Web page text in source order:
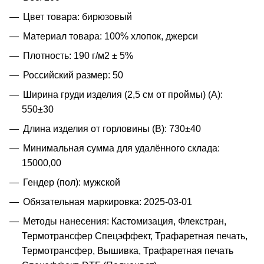
Цвет товара: бирюзовый
Материал товара: 100% хлопок, джерси
Плотность: 190 г/м2 ± 5%
Российский размер: 50
Ширина груди изделия (2,5 см от проймы) (A):
550±30
Длина изделия от горловины (B): 730±40
Минимальная сумма для удалённого склада:
15000,00
Гендер (пол): мужской
Обязательная маркировка: 2025-03-01
Методы нанесения: Кастомизация, Флекстран,
Термотрансфер Спецэффект, Трафаретная печать,
Термотрансфер, Вышивка, Трафаретная печать